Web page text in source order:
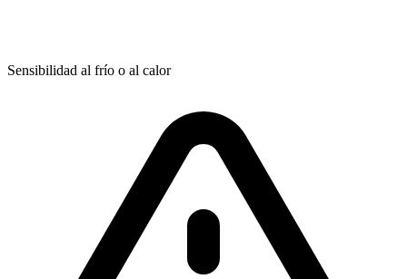
Sensibilidad al frío o al calor